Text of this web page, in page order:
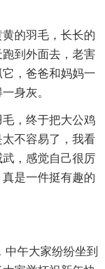
的羽毛，长长的
到外面去，老害
，爸爸和妈妈一
身灰。
，终于把大公鸡
不容易了，我看
，感觉自己很厉
是一件挺有趣的
午大家纷纷坐到